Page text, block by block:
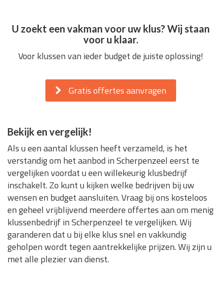
U zoekt een vakman voor uw klus? Wij staan
voor u klaar.
Voor klussen van ieder budget de juiste oplossing!
Gratis offertes aanvragen
Bekijk en vergelijk!
Als u een aantal klussen heeft verzameld, is het
verstandig om het aanbod in Scherpenzeel eerst te
vergelijken voordat u een willekeurig klusbedrijf
inschakelt. Zo kunt u kijken welke bedrijven bij uw
wensen en budget aansluiten. Vraag bij ons kosteloos
en geheel vrijblijvend meerdere offertes aan om menig
klussenbedrijf in Scherpenzeel te vergelijken. Wij
garanderen dat u bij elke klus snel en vakkundig
geholpen wordt tegen aantrekkelijke prijzen. Wij zijn u
met alle plezier van dienst.